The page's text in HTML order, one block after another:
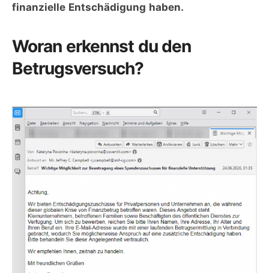
finanzielle Entschädigung haben.
Woran erkennst du den
Betrugsversuch?